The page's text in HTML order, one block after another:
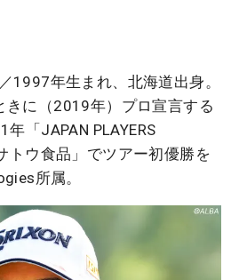
1997年生まれ、北海道出身。
きに（2019年）プロ宣言する
「JAPAN PLAYERS
トウ食品」でツアー初優勝を
所属。